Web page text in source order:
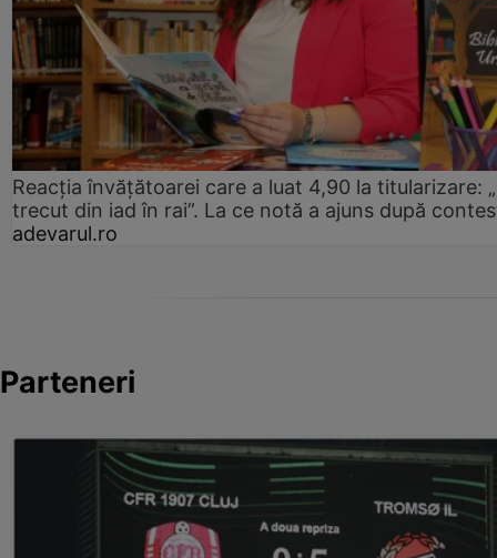
Reacția învățătoarei care a luat 4,90 la titularizare:
trecut din iad în rai”. La ce notă a ajuns după
adevarul.ro
Parteneri